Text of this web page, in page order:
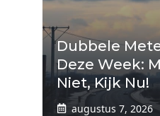
Dubbele
Deze Week:
Niet, Kijk Nu!
augustus 7, 2026